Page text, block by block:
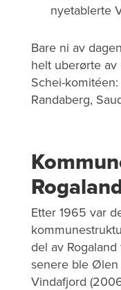
nyetablerte
Bare ni av
helt uberørte
Schei-
Randaberg,
Etter 1965 var
del av
senere ble Ølen
Vindafjord